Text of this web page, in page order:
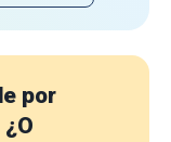
por
¿O